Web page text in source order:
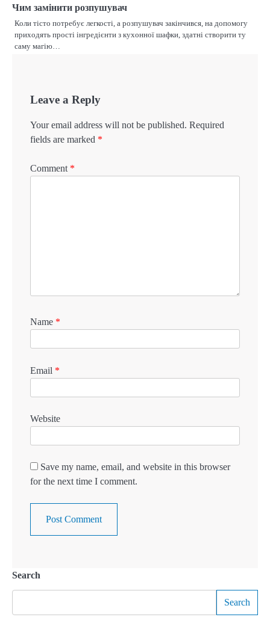
Чим замінити розпушувач
Коли тісто потребує легкості, а розпушувач закінчився, на допомогу
приходять прості інгредієнти з кухонної шафки, здатні створити ту
саму магію…
Leave a Reply
Your email address will not be published. Required
fields are marked *
Comment *
Name *
Email *
Website
Save my name, email, and website in this browser
for the next time I comment.
Search
Search